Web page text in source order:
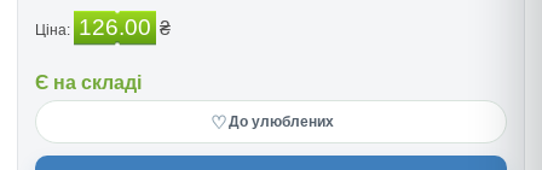
Ціна: 126.00 ₴
Є на складі
♡До улюблених